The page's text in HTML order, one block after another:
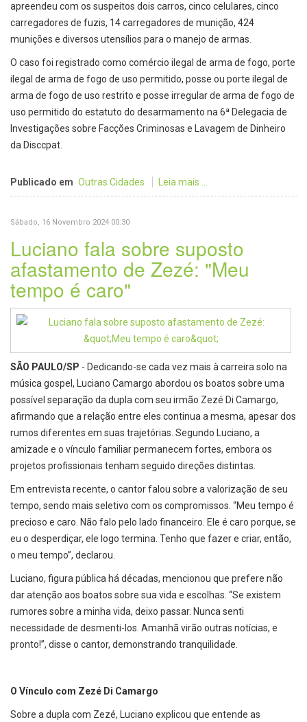
apreendeu com os suspeitos dois carros, cinco celulares, cinco
carregadores de fuzis, 14 carregadores de munição, 424
munições e diversos utensílios para o manejo de armas.
O caso foi registrado como comércio ilegal de arma de fogo, porte
ilegal de arma de fogo de uso permitido, posse ou porte ilegal de
arma de fogo de uso restrito e posse irregular de arma de fogo de
uso permitido do estatuto do desarmamento na 6ª Delegacia de
Investigações sobre Facções Criminosas e Lavagem de Dinheiro
da Disccpat.
Publicado em Outras Cidades Leia mais ...
Sábado, 16 Novembro 2024 00:30
Luciano fala sobre suposto
afastamento de Zezé: "Meu
tempo é caro"
SÃO PAULO/SP - Dedicando-se cada vez mais à carreira solo na
música gospel, Luciano Camargo abordou os boatos sobre uma
possível separação da dupla com seu irmão Zezé Di Camargo,
afirmando que a relação entre eles continua a mesma, apesar dos
rumos diferentes em suas trajetórias. Segundo Luciano, a
amizade e o vínculo familiar permanecem fortes, embora os
projetos profissionais tenham seguido direções distintas.
Em entrevista recente, o cantor falou sobre a valorização de seu
tempo, sendo mais seletivo com os compromissos. “Meu tempo é
precioso e caro. Não falo pelo lado financeiro. Ele é caro porque, se
eu o desperdiçar, ele logo termina. Tenho que fazer e criar, então,
o meu tempo”, declarou.
Luciano, figura pública há décadas, mencionou que prefere não
dar atenção aos boatos sobre sua vida e escolhas. “Se existem
rumores sobre a minha vida, deixo passar. Nunca senti
necessidade de desmenti-los. Amanhã virão outras notícias, e
pronto!”, disse o cantor, demonstrando tranquilidade.
O Vínculo com Zezé Di Camargo
Sobre a dupla com Zezé, Luciano explicou que entende as